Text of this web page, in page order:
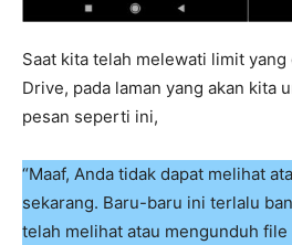
Saat kita telah melewati limit
Drive, pada laman yang akan kita
pesan seperti ini,
“Maaf, Anda tidak dapat melihat
sekarang. Baru-baru ini terlalu
telah melihat atau mengunduh file